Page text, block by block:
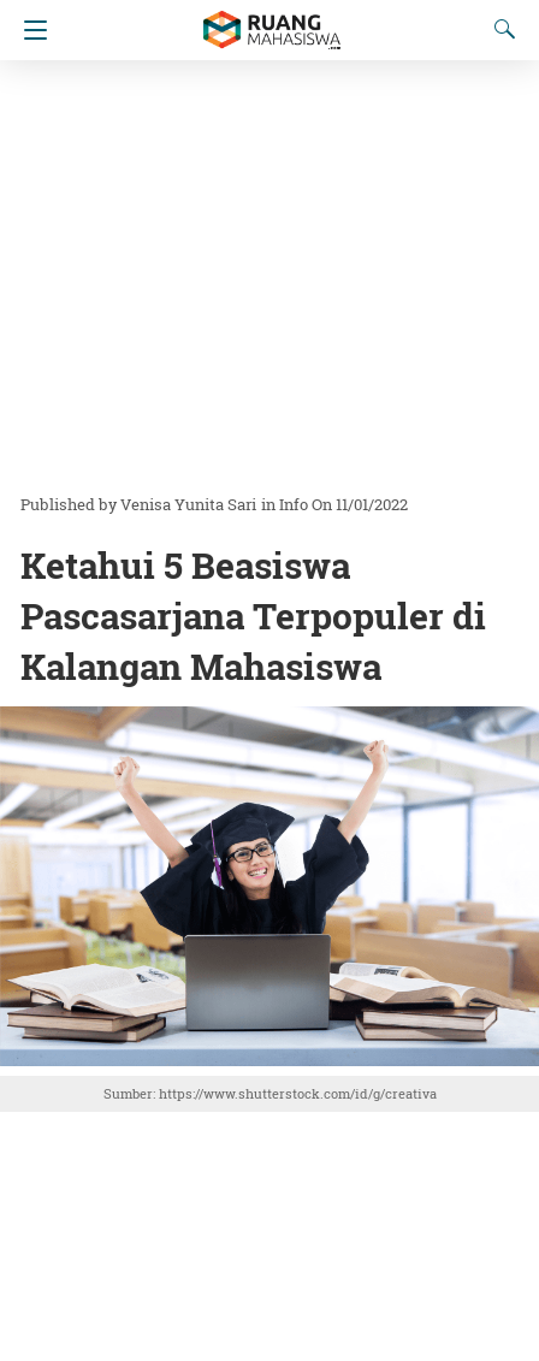
Venisa Yunita Sari inInfoOn 11/01/2022
Ketahui 5 Beasiswa
Pascasarjana Terpopuler di
Kalangan Mahasiswa
Sumber: https://www.shutterstock.com/id/g/creativa